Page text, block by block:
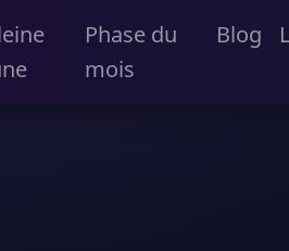
Phase du
mois
Blog